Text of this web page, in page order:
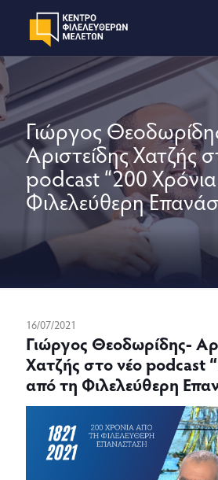
Γιώργος
Αριστείδης Χατζής
podcast “200
Φιλελεύθερη
16/07/2021
Γιώργος Θεοδωρίδης-
Χατζής στο νέο podcast
από τη Φιλελεύθερη